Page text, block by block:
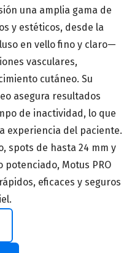
una amplia gama de
y estéticos, desde la
en vello fino y claro—
vasculares,
cutáneo. Su
asegura resultados
de inactividad, lo que
experiencia del paciente.
spots de hasta 24 mm y
Motus PRO
eficaces y seguros